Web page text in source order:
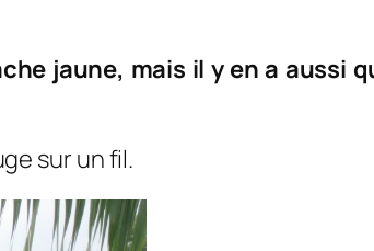
jaune, mais il y en a aussi
sur un fil.